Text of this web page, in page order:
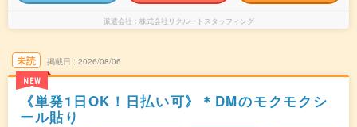
派遣会社 株式会社リクルートスタッフィング
未読
NEW
掲載日 2026/08/06
《単発1日OK！日払い可》＊DMのモクモクシ
ール貼り